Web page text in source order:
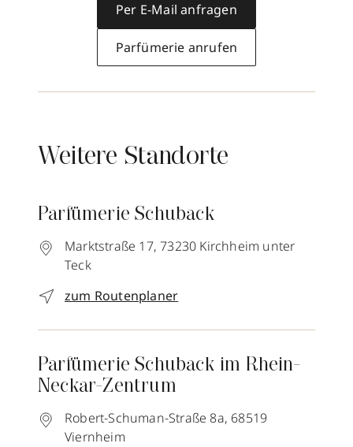
Per E-Mail anfragen
Parfümerie anrufen
Weitere Standorte
Parfümerie Schuback
Marktstraße 17, 73230 Kirchheim unter
Teck
zum Routenplaner
Parfümerie Schuback im Rhein-
Neckar-Zentrum
Robert-Schuman-Straße 8a, 68519
Viernheim